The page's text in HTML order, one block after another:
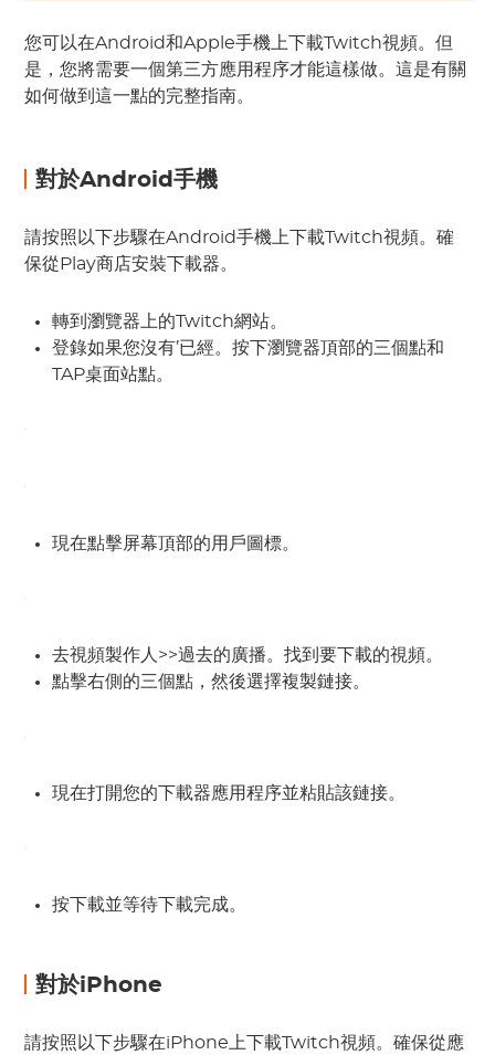
您可以在Android和Apple手機上下載Twitch視頻。但
是，您將需要一個第三方應用程序才能這樣做。這是有關
如何做到這一點的完整指南。
對於Android手機
請按照以下步驟在Android手機上下載Twitch視頻。確
保從Play商店安裝下載器。
轉到瀏覽器上的Twitch網站。
登錄如果您沒有’已經。按下瀏覽器頂部的三個點和
TAP桌面站點。
現在點擊屏幕頂部的用戶圖標。
去視頻製作人>>過去的廣播。找到要下載的視頻。
點擊右側的三個點，然後選擇複製鏈接。
現在打開您的下載器應用程序並粘貼該鏈接。
按下載並等待下載完成。
對於iPhone
請按照以下步驟在iPhone上下載Twitch視頻。確保從應